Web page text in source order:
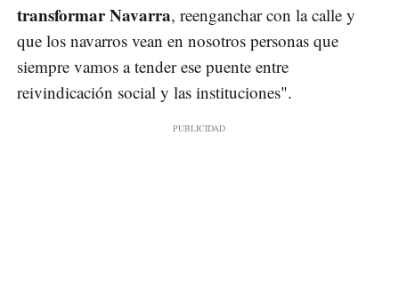
transformar Navarra, reenganchar con la calle y
que los navarros vean en nosotros personas que
siempre vamos a tender ese puente entre
reivindicación social y las instituciones".